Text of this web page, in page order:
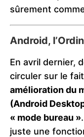
sûrement
Android,
En avril dernier,
circuler sur le
amélioration du
(Android
« mode bureau »
juste une